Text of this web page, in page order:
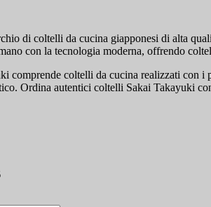
di coltelli da cucina giapponesi di alta
con la tecnologia moderna, offrendo
comprende coltelli da cucina realizzati con
Ordina autentici coltelli Sakai Takayuki